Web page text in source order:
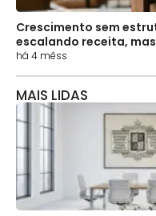
Crescimento sem
escalando receita,
há 4 mêss
MAIS LIDAS